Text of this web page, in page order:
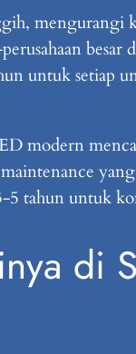
mengurangi
untuk setiap
5 tahun untuk
di